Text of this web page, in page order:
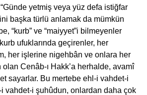
“Günde yetmiş veya yüz defa istiğfar
başka türlü anlamak da mümkün
“kurb” ve “maiyyet”i bilmeyenler
ufuklarında geçirenler, her
her işlerine nigehbân ve onlara her
olan Cenâb-ı Hakk’a herhalde, avamî
sayarlar. Bu mertebe ehl-i vahdet-i
vahdet-i şuhûdun, onlardan daha çok